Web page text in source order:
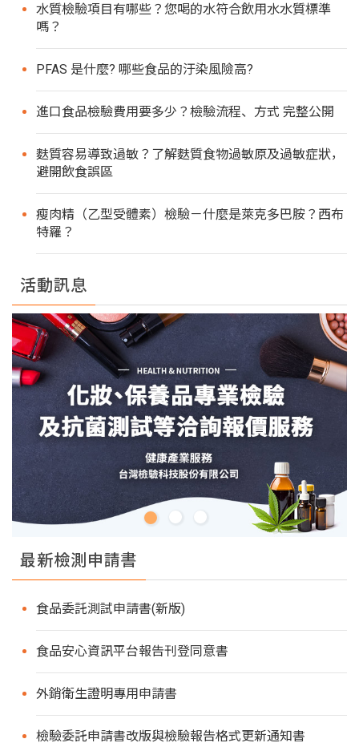
水質檢驗項目有哪些？您喝的水符合飲用水水質標準
嗎？
PFAS 是什麼? 哪些食品的汙染風險高?
進口食品檢驗費用要多少？檢驗流程、方式 完整公開
麩質容易導致過敏？了解麩質食物過敏原及過敏症狀，
避開飲食誤區
瘦肉精（乙型受體素）檢驗－什麼是萊克多巴胺？西布
特羅？
活動訊息
最新檢測申請書
食品委託測試申請書(新版)
食品安心資訊平台報告刊登同意書
外銷衛生證明專用申請書
檢驗委託申請書改版與檢驗報告格式更新通知書